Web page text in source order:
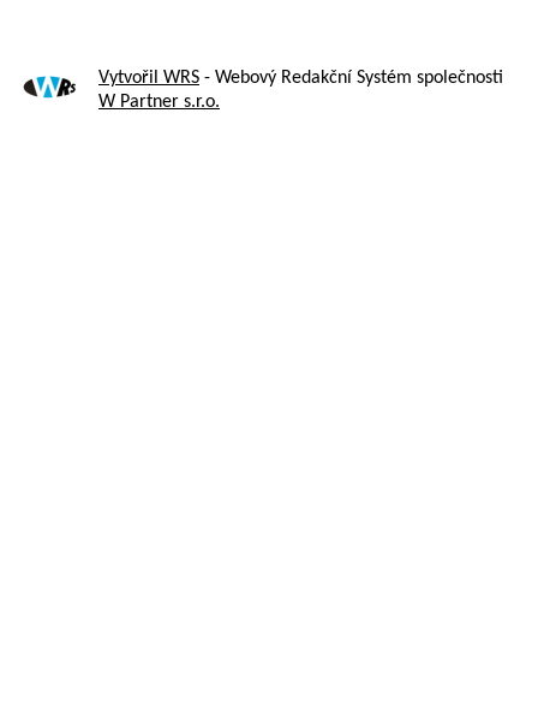
Vytvořil WRS - Webový Redakční Systém společnosti
W Partner s.r.o.